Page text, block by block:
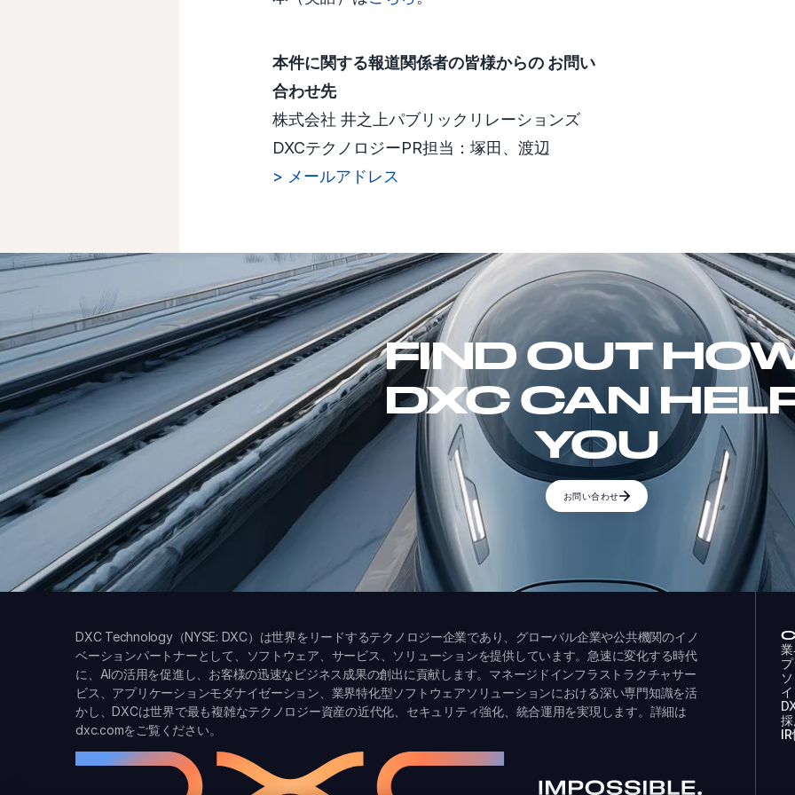
本件に関する報道関係者の皆様からの お問い
合わせ先
株式会社 井之上パブリックリレーションズ
DXCテクノロジーPR担当：塚田、渡辺
> メールアドレス
FIND OUT
DXC CAN
YOU
お問い合わせ
DXC Technology（NYSE: DXC）は世界をリードするテクノロジー企業であり、グローバル企業や公共機関のイノ
ベーションパートナーとして、ソフトウェア、サービス、ソリューションを提供しています。急速に変化する時代
に、AIの活用を促進し、お客様の迅速なビジネス成果の創出に貢献します。マネージドインフラストラクチャサー
ビス、アプリケーションモダナイゼーション、業界特化型ソフトウェアソリューションにおける深い専門知識を活
かし、DXCは世界で最も複雑なテクノロジー資産の近代化、セキュリティ強化、統合運用を実現します。詳細は
dxc.comをご覧ください。